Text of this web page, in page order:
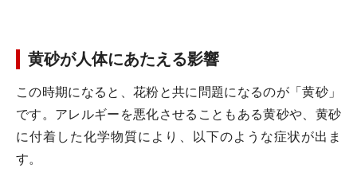
黄砂が人体にあたえる影響
この時期になると、花粉と共に問題になるのが「黄砂」
です。アレルギーを悪化させることもある黄砂や、黄砂
に付着した化学物質により、以下のような症状が出ま
す。